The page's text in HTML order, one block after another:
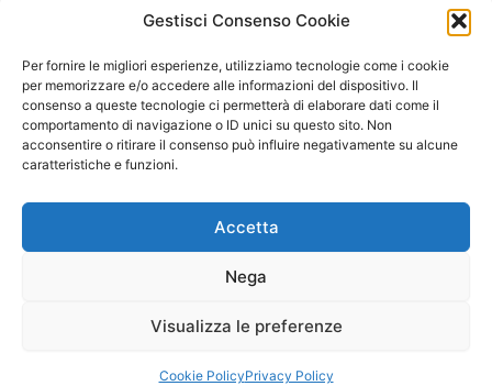
Gestisci Consenso Cookie
Per fornire le migliori esperienze, utilizziamo tecnologie come i cookie
per memorizzare e/o accedere alle informazioni del dispositivo. Il
consenso a queste tecnologie ci permetterà di elaborare dati come il
comportamento di navigazione o ID unici su questo sito. Non
acconsentire o ritirare il consenso può influire negativamente su alcune
caratteristiche e funzioni.
Accetta
Nega
Visualizza le preferenze
Cookie PolicyPrivacy Policy
Mademoiselle Casa Delle
Bambole (legno)- Janod
110,00€ 99,00€
Aggiungi al carrello
A/ da 3 a 6 anni
Casa delle bambole Palazzo
tre piani, girevole
145,00 € 130,00 €
Copyright © 2026 Il Gatto Blu Giochi educativi Montessori e